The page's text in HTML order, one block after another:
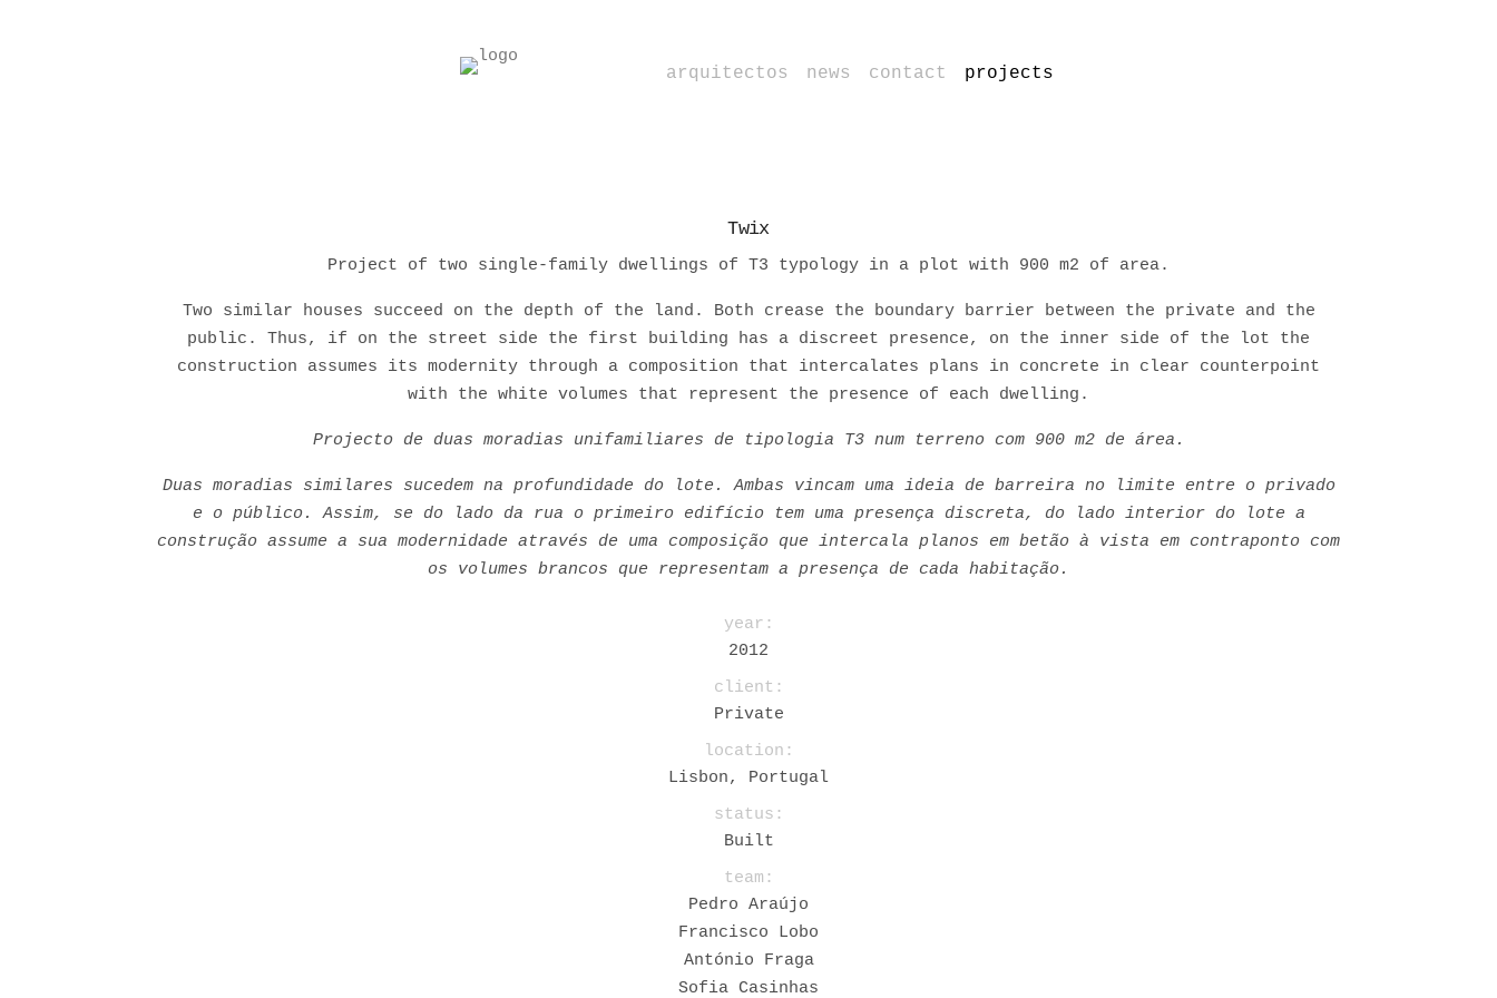
arquitectos news contact projects
Twix
Project of two single-family dwellings of T3 typology in a plot with 900 m2 of area.
Two similar houses succeed on the depth of the land. Both crease the boundary barrier between the private and the
public. Thus, if on the street side the first building has a discreet presence, on the inner side of the lot the
construction assumes its modernity through a composition that intercalates plans in concrete in clear counterpoint
with the white volumes that represent the presence of each dwelling.
Projecto de duas moradias unifamiliares de tipologia T3 num terreno com 900 m2 de área.
Duas moradias similares sucedem na profundidade do lote. Ambas vincam uma ideia de barreira no limite entre o privado
e o público. Assim, se do lado da rua o primeiro edifício tem uma presença discreta, do lado interior do lote a
construção assume a sua modernidade através de uma composição que intercala planos em betão à vista em contraponto com
os volumes brancos que representam a presença de cada habitação.
year:
2012
client:
Private
location:
Lisbon, Portugal
status:
Built
team:
Pedro Araújo
Francisco Lobo
António Fraga
Sofia Casinhas